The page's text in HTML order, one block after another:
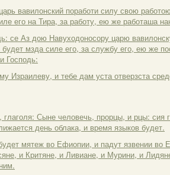
вавилонский поработи силу свою
его на Тира, за работу, ею же работаша
се Аз дою Навуходоносору царю
будет мзда силе его, за службу его, ею же
Господь:
Израилеву, и тебе дам уста отверзста
Сыне человечь, прорцы, и рцы: сия
день облака, и время языков будет.
мятеж во Ефиопии, и падут язвении во
и Критяне, и Ливиане, и Мурини, и